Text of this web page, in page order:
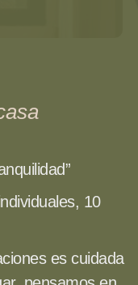
10
es cuidada